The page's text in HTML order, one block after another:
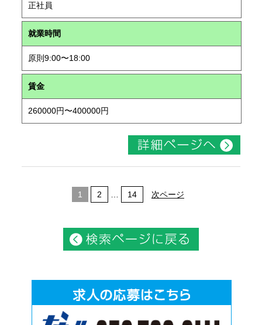
正社員
就業時間
原則9:00〜18:00
賃金
260000円〜400000円
1 2 14 次ページ